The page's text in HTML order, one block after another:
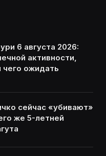
6 августа 2026:
активности,
чего ожидать
сейчас «убивают»
же 5-летней